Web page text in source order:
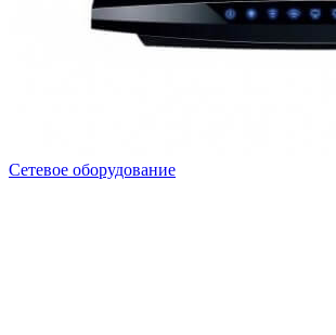
Сетевое оборудование